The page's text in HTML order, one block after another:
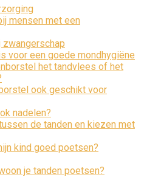
mensen met een
voor een goede mondhygiëne
het tandvlees of het
ook geschikt voor
nadelen?
de tanden en kiezen met
kind goed poetsen?
je tanden poetsen?